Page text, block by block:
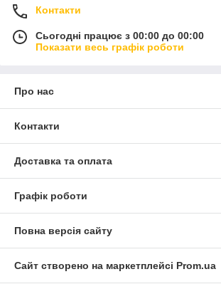
Контакти
Сьогодні працює з 00:00 до 00:00
Показати весь графік роботи
Про нас
Контакти
Доставка та оплата
Графік роботи
Повна версія сайту
Сайт створено на маркетплейсі Prom.ua